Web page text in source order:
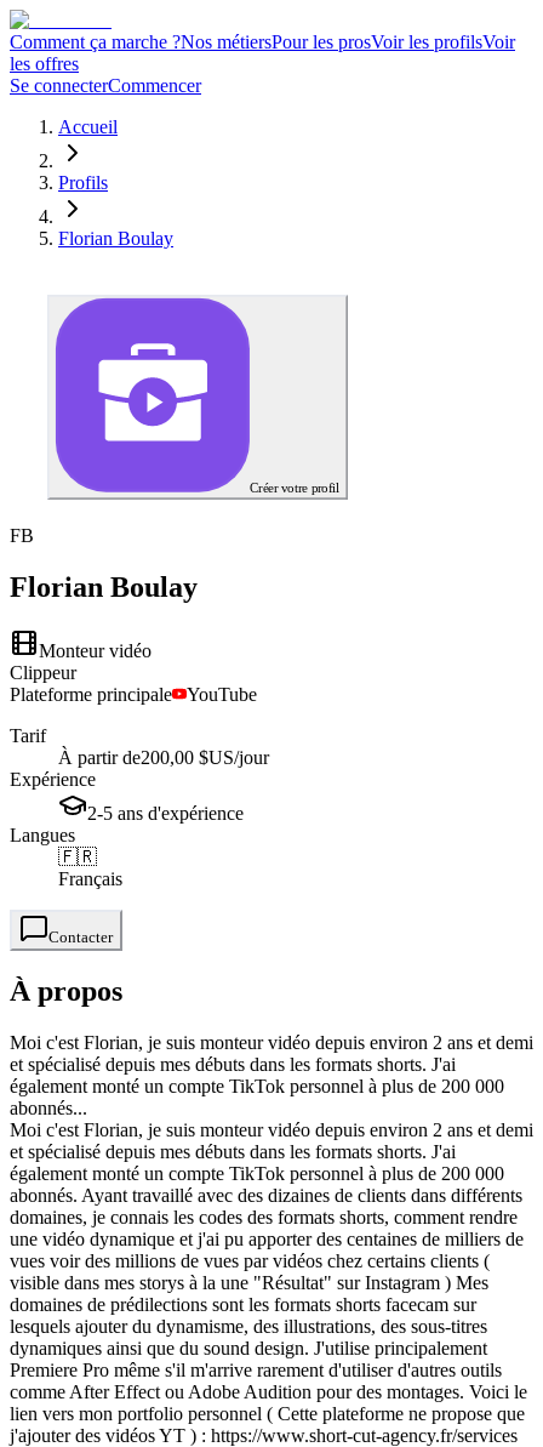
Comment ça marche ?Nos métiersPour les prosVoir les profilsVoir
les offres
Se connecterCommencer
Accueil
Profils
Florian Boulay
Créer votre profil
FB
Florian Boulay
Monteur vidéo
Clippeur
Plateforme principale
YouTube
Tarif
À partir de200,00 $US/jour
Expérience
2-5 ans d'expérience
Langues
🇫🇷
Français
Contacter
À propos
Moi c'est Florian, je suis monteur vidéo depuis environ 2 ans et demi
et spécialisé depuis mes débuts dans les formats shorts. J'ai
également monté un compte TikTok personnel à plus de 200 000
abonnés...
Moi c'est Florian, je suis monteur vidéo depuis environ 2 ans et demi
et spécialisé depuis mes débuts dans les formats shorts. J'ai
également monté un compte TikTok personnel à plus de 200 000
abonnés. Ayant travaillé avec des dizaines de clients dans différents
domaines, je connais les codes des formats shorts, comment rendre
une vidéo dynamique et j'ai pu apporter des centaines de milliers de
vues voir des millions de vues par vidéos chez certains clients (
visible dans mes storys à la une "Résultat" sur Instagram ) Mes
domaines de prédilections sont les formats shorts facecam sur
lesquels ajouter du dynamisme, des illustrations, des sous-titres
dynamiques ainsi que du sound design. J'utilise principalement
Premiere Pro même s'il m'arrive rarement d'utiliser d'autres outils
comme After Effect ou Adobe Audition pour des montages. Voici le
lien vers mon portfolio personnel ( Cette plateforme ne propose que
j'ajouter des vidéos YT ) : https://www.short-cut-agency.fr/services